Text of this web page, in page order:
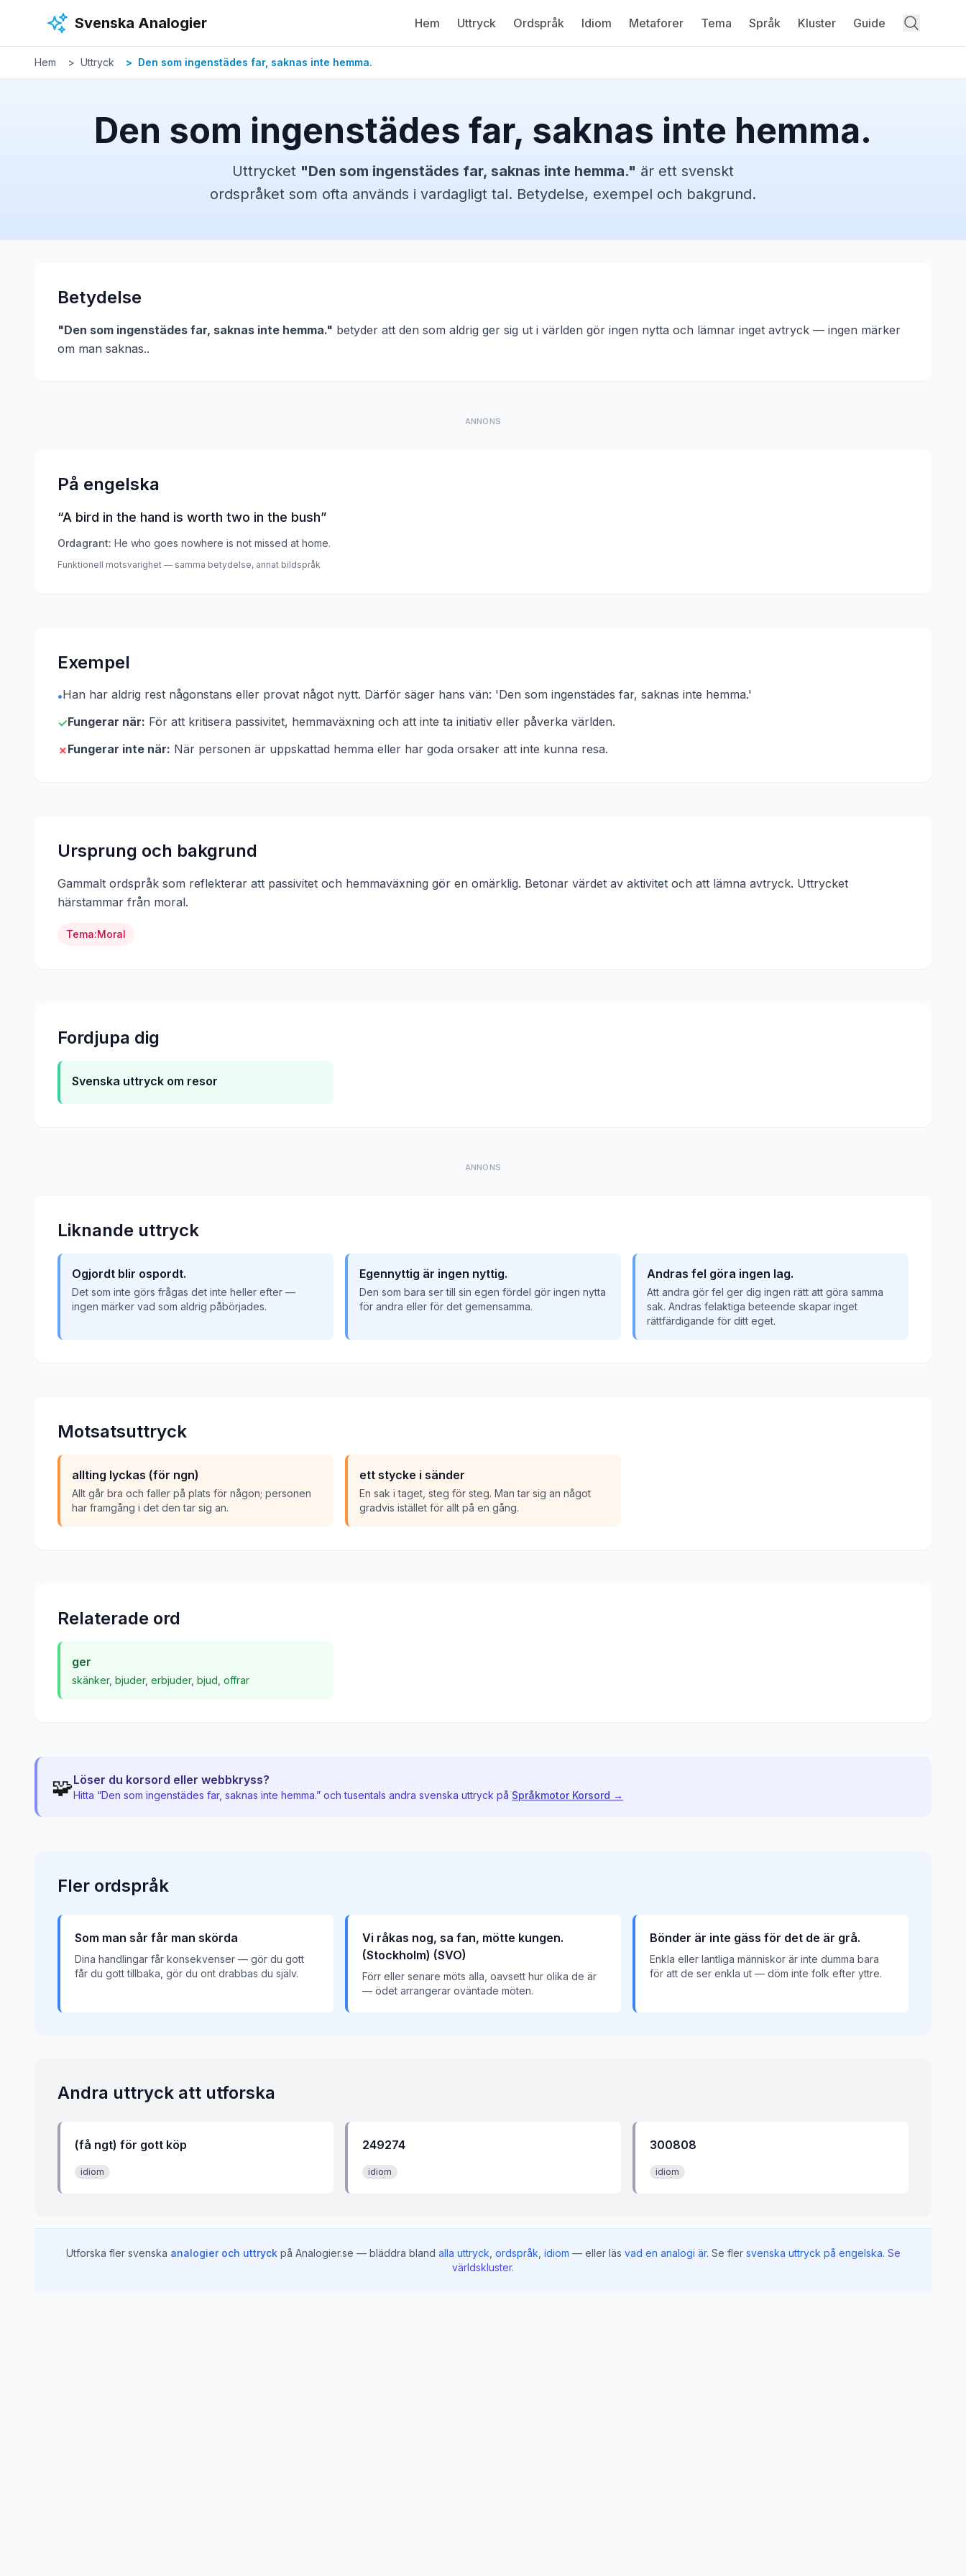
Svenska Analogier Hem Uttryck Ordspråk Idiom Metaforer Tema Språk Kluster Guide
Hem Uttryck Den som ingenstädes far, saknas inte hemma.
Den som ingenstädes far, saknas inte hemma.
Uttrycket "Den som ingenstädes far, saknas inte hemma." är ett svenskt
ordspråket som ofta används i vardagligt tal. Betydelse, exempel och bakgrund.
Betydelse
"Den som ingenstädes far, saknas inte hemma." betyder att den som aldrig ger sig ut i världen gör ingen nytta och lämnar inget avtryck — ingen märker
om man saknas..
ANNONS
På engelska
“A bird in the hand is worth two in the bush”
Ordagrant: He who goes nowhere is not missed at home.
Funktionell motsvarighet — samma betydelse, annat bildspråk
Exempel
•Han har aldrig rest någonstans eller provat något nytt. Därför säger hans vän: 'Den som ingenstädes far, saknas inte hemma.'
✓Fungerar när: För att kritisera passivitet, hemmaväxning och att inte ta initiativ eller påverka världen.
✗Fungerar inte när: När personen är uppskattad hemma eller har goda orsaker att inte kunna resa.
Ursprung och bakgrund
Gammalt ordspråk som reflekterar att passivitet och hemmaväxning gör en omärklig. Betonar värdet av aktivitet och att lämna avtryck. Uttrycket
härstammar från moral.
Tema:Moral
Fordjupa dig
Svenska uttryck om resor
ANNONS
Liknande uttryck
Ogjordt blir ospordt.
Det som inte görs frågas det inte heller efter —
ingen märker vad som aldrig påbörjades.
Egennyttig är ingen nyttig.
Den som bara ser till sin egen fördel gör ingen nytta
för andra eller för det gemensamma.
Andras fel göra ingen lag.
Att andra gör fel ger dig ingen rätt att göra samma
sak. Andras felaktiga beteende skapar inget
rättfärdigande för ditt eget.
Motsatsuttryck
allting lyckas (för ngn)
Allt går bra och faller på plats för någon; personen
har framgång i det den tar sig an.
ett stycke i sänder
En sak i taget, steg för steg. Man tar sig an något
gradvis istället för allt på en gång.
Relaterade ord
ger
skänker, bjuder, erbjuder, bjud offrar
🧩Löser du korsord eller webbkryss?
Hitta “Den som ingenstädes far, saknas inte hemma.” och tusentals andra svenska uttryck på Språkmotor Korsord →
Fler ordspråk
Som man sår får man skörda
Dina handlingar får konsekvenser — gör du gott
får du gott tillbaka, gör du ont drabbas du själv.
Vi råkas nog, sa fan, mötte kungen.
(Stockholm) (SVO)
Förr eller senare möts alla, oavsett hur olika de är
— ödet arrangerar oväntade möten.
Bönder är inte gäss för det de är grå.
Enkla eller lantliga människor är inte dumma bara
för att de ser enkla ut — döm inte folk efter yttre.
Andra uttryck att utforska
(få ngt) för gott köp
idiom
249274
idiom
300808
idiom
Utforska fler svenska analogier och uttryck på Analogier.se — bläddra bland alla uttryck ordspråk idiom — eller läs vad en analogi är. Se fler svenska uttryck på engelska. Se
världskluster.